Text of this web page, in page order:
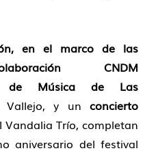
en el marco de las
CNDM
de Música de Las
Vallejo, y un concierto
Vandalia Trío, completan
aniversario del festival